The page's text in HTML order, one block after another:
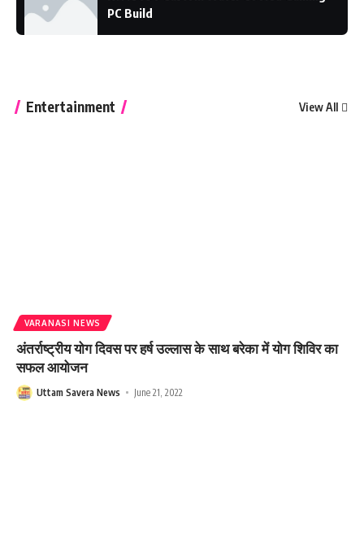
PC Build
Entertainment View All
VARANASI NEWS
अंतर्राष्ट्रीय योग दिवस पर हर्ष उल्लास के साथ बरेका में योग शिविर का
सफल आयोजन
Uttam Savera News June 21, 2022